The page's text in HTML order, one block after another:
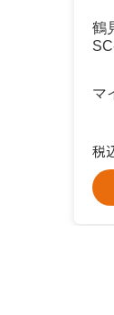
鶴
マ
税